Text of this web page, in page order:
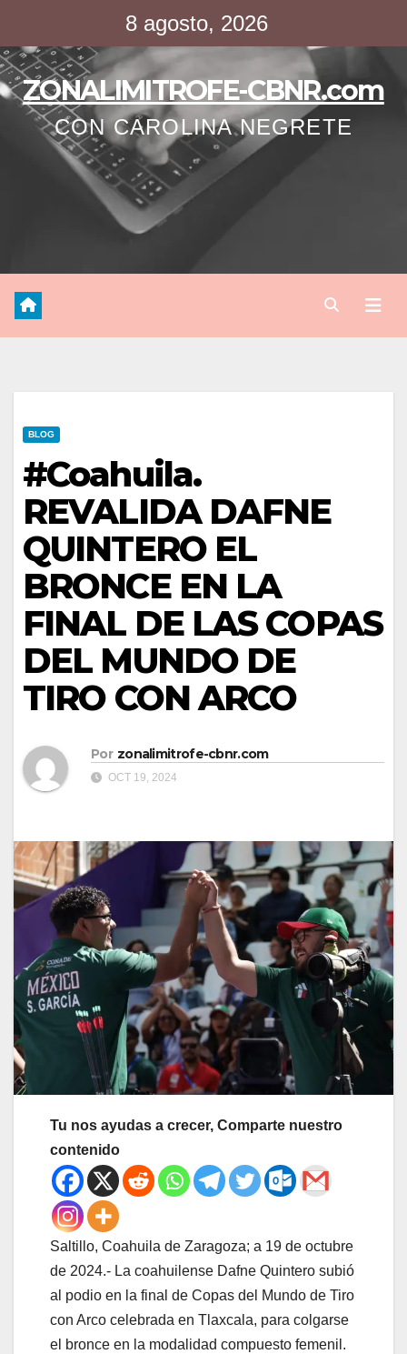
contenido
8 agosto, 2026
ZONALIMITROFE-CBNR.com
CON CAROLINA NEGRETE
BLOG
#Coahuila.
REVALIDA DAFNE
QUINTERO EL
BRONCE EN LA
FINAL DE LAS COPAS
DEL MUNDO DE
TIRO CON ARCO
Por zonalimitrofe-cbnr.com
OCT 19, 2024
Tu nos ayudas a crecer, Comparte nuestro
contenido
Saltillo, Coahuila de Zaragoza; a 19 de octubre
de 2024.- La coahuilense Dafne Quintero subió
al podio en la final de Copas del Mundo de Tiro
con Arco celebrada en Tlaxcala, para colgarse
el bronce en la modalidad compuesto femenil.